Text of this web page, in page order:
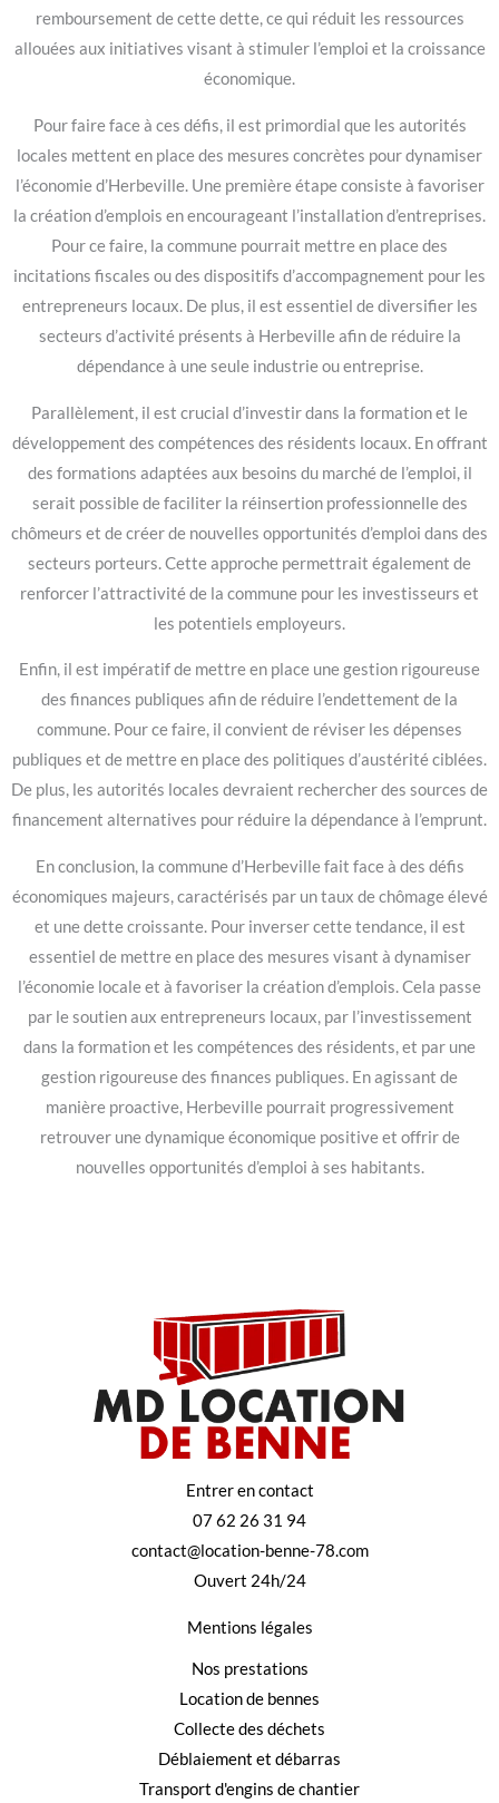
remboursement de cette dette, ce qui réduit les ressources
allouées aux initiatives visant à stimuler l’emploi et la croissance
économique.
Pour faire face à ces défis, il est primordial que les autorités
locales mettent en place des mesures concrètes pour dynamiser
l’économie d’Herbeville. Une première étape consiste à favoriser
la création d’emplois en encourageant l’installation d’entreprises.
Pour ce faire, la commune pourrait mettre en place des
incitations fiscales ou des dispositifs d’accompagnement pour les
entrepreneurs locaux. De plus, il est essentiel de diversifier les
secteurs d’activité présents à Herbeville afin de réduire la
dépendance à une seule industrie ou entreprise.
Parallèlement, il est crucial d’investir dans la formation et le
développement des compétences des résidents locaux. En offrant
des formations adaptées aux besoins du marché de l’emploi, il
serait possible de faciliter la réinsertion professionnelle des
chômeurs et de créer de nouvelles opportunités d’emploi dans des
secteurs porteurs. Cette approche permettrait également de
renforcer l’attractivité de la commune pour les investisseurs et
les potentiels employeurs.
Enfin, il est impératif de mettre en place une gestion rigoureuse
des finances publiques afin de réduire l’endettement de la
commune. Pour ce faire, il convient de réviser les dépenses
publiques et de mettre en place des politiques d’austérité ciblées.
De plus, les autorités locales devraient rechercher des sources de
financement alternatives pour réduire la dépendance à l’emprunt.
En conclusion, la commune d’Herbeville fait face à des défis
économiques majeurs, caractérisés par un taux de chômage élevé
et une dette croissante. Pour inverser cette tendance, il est
essentiel de mettre en place des mesures visant à dynamiser
l’économie locale et à favoriser la création d’emplois. Cela passe
par le soutien aux entrepreneurs locaux, par l’investissement
dans la formation et les compétences des résidents, et par une
gestion rigoureuse des finances publiques. En agissant de
manière proactive, Herbeville pourrait progressivement
retrouver une dynamique économique positive et offrir de
nouvelles opportunités d’emploi à ses habitants.
Entrer en contact
07 62 26 31 94
contact@location-benne-78.com
Ouvert 24h/24
Mentions légales
Nos prestations
Location de bennes
Collecte des déchets
Déblaiement et débarras
Transport d'engins de chantier